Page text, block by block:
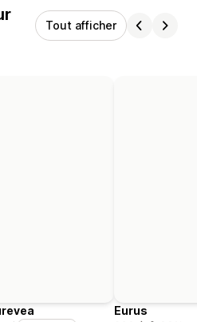
Tout afficher
Eurus